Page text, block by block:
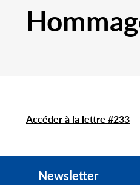
Accéder à la lettre #233
Newsletter